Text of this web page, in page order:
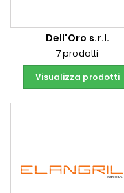
Dell'Oro s.r.l.
7 prodotti
Visualizza prodotti